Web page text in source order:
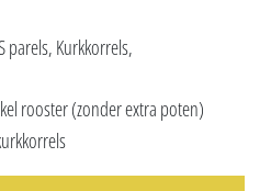
parels, Kurkkorrels,
rooster (zonder extra poten)